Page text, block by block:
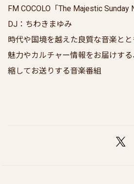
FM COCOLO「The Majestic Sunday
DJ：ちわきまゆみ
時代や国境を越えた良質な音楽と
魅力やカルチャー情報をお届けす
縮してお送りする音楽番組